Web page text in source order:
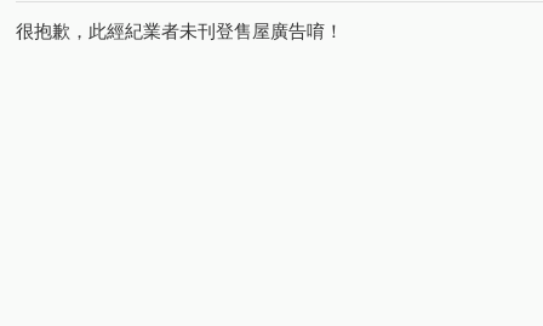
很抱歉，此經紀業者未刊登售屋廣告唷！